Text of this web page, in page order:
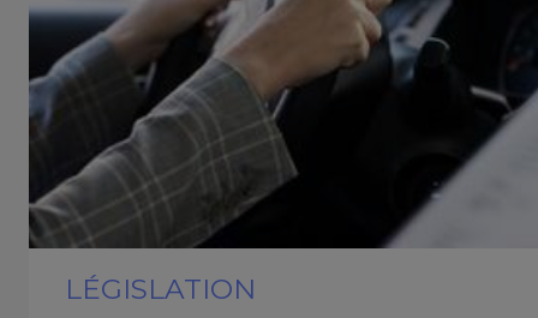
LÉGISLATION